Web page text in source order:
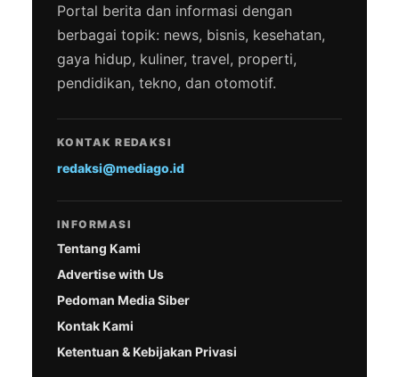
Portal berita dan informasi dengan
berbagai topik: news, bisnis, kesehatan,
gaya hidup, kuliner, travel, properti,
pendidikan, tekno, dan otomotif.
KONTAK REDAKSI
redaksi@mediago.id
INFORMASI
Tentang Kami
Advertise with Us
Pedoman Media Siber
Kontak Kami
Ketentuan & Kebijakan Privasi